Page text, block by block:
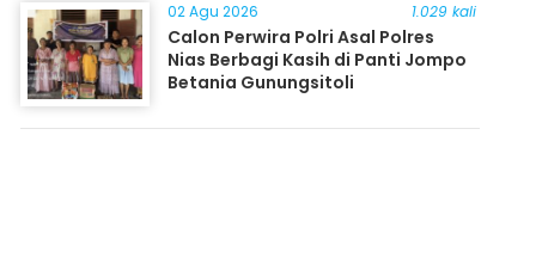
02 Agu 2026 1.029 kali
Calon Perwira Polri Asal Polres
Nias Berbagi Kasih di Panti Jompo
Betania Gunungsitoli